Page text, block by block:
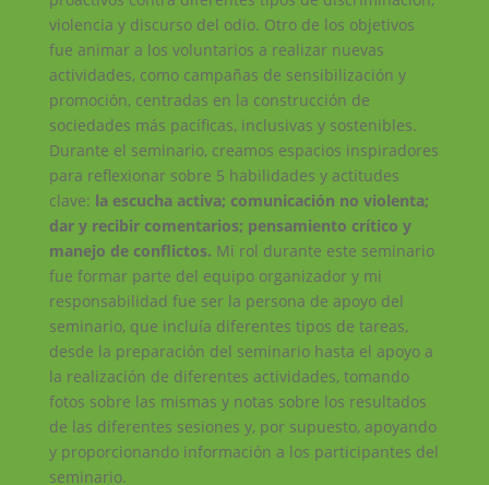
violencia y discurso del odio. Otro de los objetivos
fue animar a los voluntarios a realizar nuevas
actividades, como campañas de sensibilización y
promoción, centradas en la construcción de
sociedades más pacíficas, inclusivas y sostenibles.
Durante el seminario, creamos espacios inspiradores
para reflexionar sobre 5 habilidades y actitudes
clave: la escucha activa; comunicación no violenta;
dar y recibir comentarios; pensamiento crítico y
manejo de conflictos. Mi rol durante este seminario
fue formar parte del equipo organizador y mi
responsabilidad fue ser la persona de apoyo del
seminario, que incluía diferentes tipos de tareas,
desde la preparación del seminario hasta el apoyo a
la realización de diferentes actividades, tomando
fotos sobre las mismas y notas sobre los resultados
de las diferentes sesiones y, por supuesto, apoyando
y proporcionando información a los participantes del
seminario.